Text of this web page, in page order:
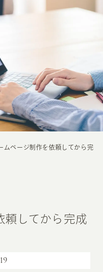
ムページ制作を依頼してから完
頼してから完成